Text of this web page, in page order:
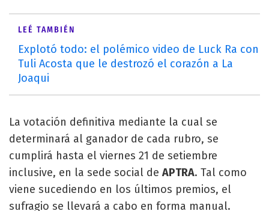
LEÉ TAMBIÉN
Explotó todo: el polémico video de Luck Ra con
Tuli Acosta que le destrozó el corazón a La
Joaqui
La votación definitiva mediante la cual se
determinará al ganador de cada rubro, se
cumplirá hasta el viernes 21 de setiembre
inclusive, en la sede social de APTRA. Tal como
viene sucediendo en los últimos premios, el
sufragio se llevará a cabo en forma manual.